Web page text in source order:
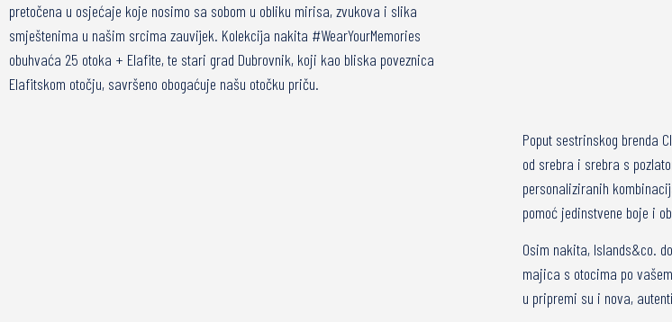
pretočena u osjećaje koje nosimo sa sobom u obliku mirisa, zvukova i slika
smještenima u našim srcima zauvijek. Kolekcija nakita #WearYourMemories
obuhvaća 25 otoka + Elafite, te stari grad Dubrovnik, koji kao bliska poveznica
Elafitskom otočju, savršeno obogaćuje našu otočku priču.
Poput sestrinskog brenda
od srebra i srebra s
personaliziranih
pomoć jedinstvene boje i
Osim nakita, Islands&co.
majica s otocima po
u pripremi su i nova,